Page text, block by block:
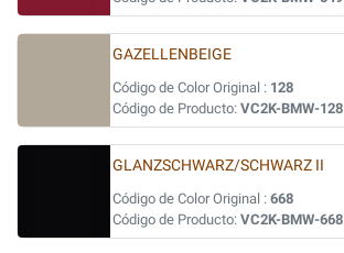
GAZELLENBEIGE
Código de Color Original : 128
Código de Producto: VC2K-BMW-128
GLANZSCHWARZ/SCHWARZ II
Código de Color Original : 668
Código de Producto: VC2K-BMW-668